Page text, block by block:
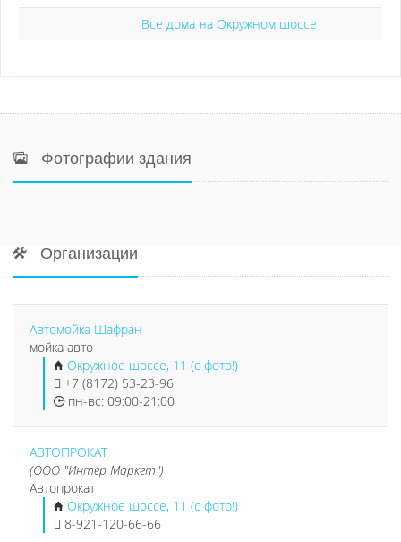
Все дома на Окружном шоссе
Фотографии здания
Организации
Автомойка Шафран
мойка авто
Окружное шоссе, 11 (с фото!)
+7 (8172) 53-23-96
пн-вс: 09:00-21:00
АВТОПРОКАТ
(ООО "Интер Маркет")
Автопрокат
Окружное шоссе, 11 (с фото!)
8-921-120-66-66